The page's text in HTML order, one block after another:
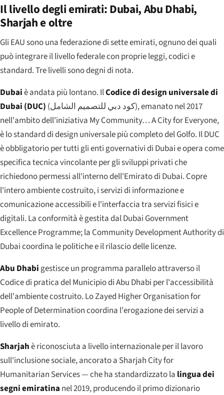
Il livello degli emirati: Dubai, Abu Dhabi,
Sharjah e oltre
Gli EAU sono una federazione di sette emirati, ognuno dei quali
può integrare il livello federale con proprie leggi, codici e
standard. Tre livelli sono degni di nota.
Dubaiè andata più lontano. IlCodice di design universale di
Dubai (DUC) (كود دبي للتصميم الشامل), emanato nel 2017
nell'ambito dell'iniziativa My Community… A City for Everyone,
è lo standard di design universale più completo del Golfo. Il DUC
è obbligatorio per tutti gli enti governativi di Dubai e opera come
specifica tecnica vincolante per gli sviluppi privati che
richiedono permessi all'interno dell'Emirato di Dubai. Copre
l'intero ambiente costruito, i servizi di informazione e
comunicazione accessibili e l'interfaccia tra servizi fisici e
digitali. La conformità è gestita dal Dubai Government
Excellence Programme; la Community Development Authority di
Dubai coordina le politiche e il rilascio delle licenze.
Abu Dhabi gestisce un programma parallelo attraverso il
Codice di pratica del Municipio di Abu Dhabi per l'accessibilità
dell'ambiente costruito. LoZayed Higher Organisation for
People of Determinationcoordina l'erogazione dei servizi a
livello di emirato.
Sharjahè riconosciuta a livello internazionale per il lavoro
sull'inclusione sociale, ancorato a Sharjah City for
Humanitarian Services— che ha standardizzato la lingua dei
segni emiratina nel 2019, producendo il primo dizionario